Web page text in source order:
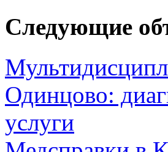
Следующие
Одинцово:
услуги